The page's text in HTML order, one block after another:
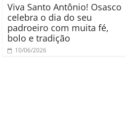
Viva Santo Antônio! Osasco
celebra o dia do seu
padroeiro com muita fé,
bolo e tradição
10/06/2026